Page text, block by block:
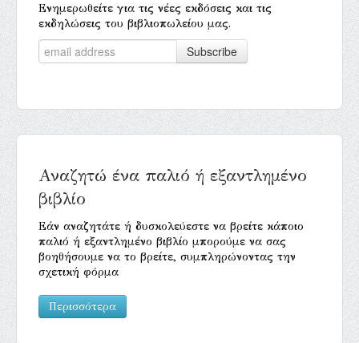
Ενημερωθείτε για τις νέες εκδόσεις και τις
εκδηλώσεις του βιβλιοπωλείου μας.
Αναζητώ ένα παλιό ή εξαντλημένο
βιβλίο
Εάν αναζητάτε ή δυσκολεύεστε να βρείτε κάποιο
παλιό ή εξαντλημένο βιβλίο μπορούμε να σας
βοηθήσουμε να το βρείτε, συμπληρώνοντας την
σχετική φόρμα
Περισσότερα